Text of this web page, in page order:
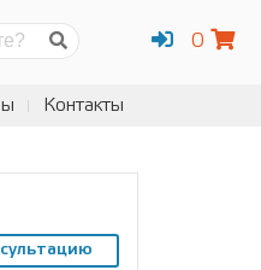
0
Контакты